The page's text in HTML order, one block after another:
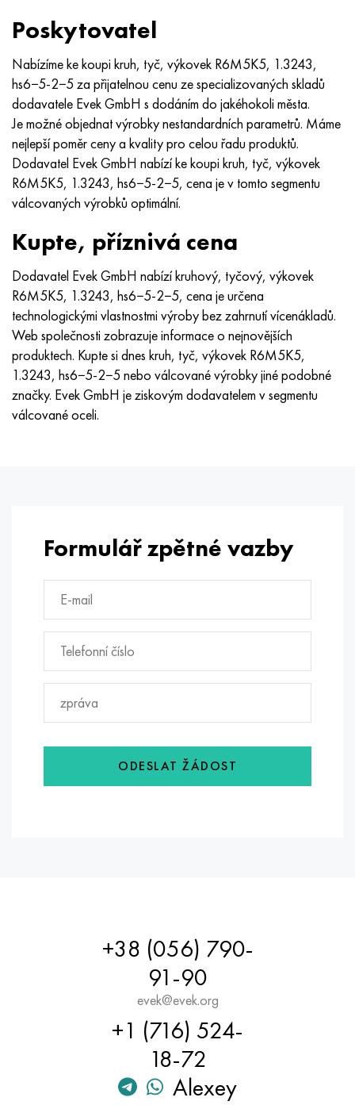
Poskytovatel
Nabízíme ke koupi kruh, tyč, výkovek R6M5K5, 1.3243,
hs6−5-2−5 za přijatelnou cenu ze specializovaných skladů
dodavatele Evek GmbH s dodáním do jakéhokoli města.
Je možné objednat výrobky nestandardních parametrů. Máme
nejlepší poměr ceny a kvality pro celou řadu produktů.
Dodavatel Evek GmbH nabízí ke koupi kruh, tyč, výkovek
R6M5K5, 1.3243, hs6−5-2−5, cena je v tomto segmentu
válcovaných výrobků optimální.
Kupte, příznivá cena
Dodavatel Evek GmbH nabízí kruhový, tyčový, výkovek
R6M5K5, 1.3243, hs6−5-2−5, cena je určena
technologickými vlastnostmi výroby bez zahrnutí vícenákladů.
Web společnosti zobrazuje informace o nejnovějších
produktech. Kupte si dnes kruh, tyč, výkovek R6M5K5,
1.3243, hs6−5-2−5 nebo válcované výrobky jiné podobné
značky. Evek GmbH je ziskovým dodavatelem v segmentu
válcované oceli.
Formulář zpětné vazby
ODESLAT ŽÁDOST
+38 (056) 790-
91-90
evek@evek.org
+1 (716) 524-
18-72
Alexey